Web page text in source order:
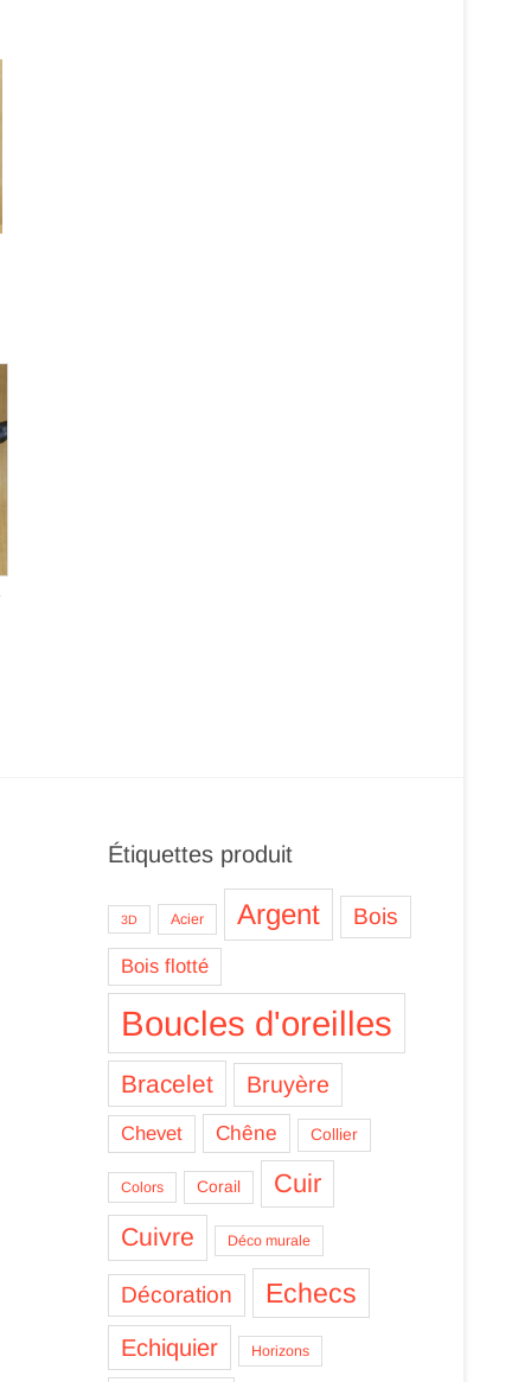
Étiquettes produit
3D Acier Argent Bois
Bois flotté
Boucles d'oreilles
Bracelet Bruyère
Chevet Chêne Collier
Colors Corail Cuir
Cuivre Déco murale
Décoration Echecs
Echiquier Horizons